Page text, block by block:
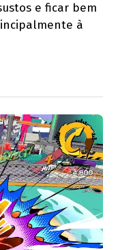
e ficar bem
à